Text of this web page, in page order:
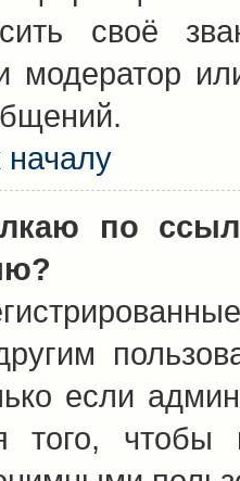
своё
модератор
началу
по
если
того, чтобы